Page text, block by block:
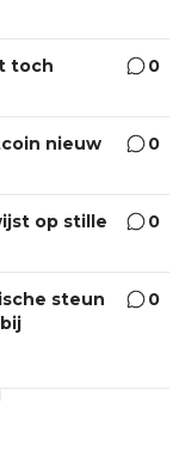
toch
0
nieuw
0
op stille
0
steun
0